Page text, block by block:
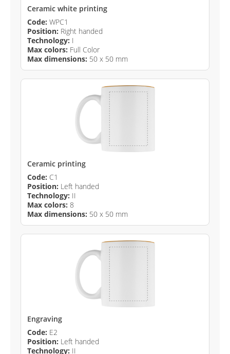
Ceramic white printing
Code: WPC1
Position: Right handed
Technology: I
Max colors: Full Color
Max dimensions: 50 x 50 mm
Ceramic printing
Code: C1
Position: Left handed
Technology: II
Max colors: 8
Max dimensions: 50 x 50 mm
Engraving
Code: E2
Position: Left handed
Technology: II